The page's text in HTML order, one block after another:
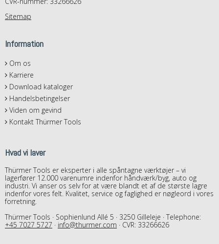
Sitemap
Information
Om os
Karriere
Download kataloger
Handelsbetingelser
Viden om gevind
Kontakt Thürmer Tools
Hvad vi laver
Thürmer Tools er eksperter i alle spåntagne værktøjer – vi
lagerfører 12.000 varenumre indenfor håndværk/byg, auto og
industri. Vi anser os selv for at være blandt et af de største lagre
indenfor vores felt. Kvalitet, service og faglighed er nøgleord i vores
forretning.
Thürmer Tools · Sophienlund Allé 5 · 3250 Gilleleje · Telephone:
+45 7027 5727 · info@thurmer.com · CVR: 33266626